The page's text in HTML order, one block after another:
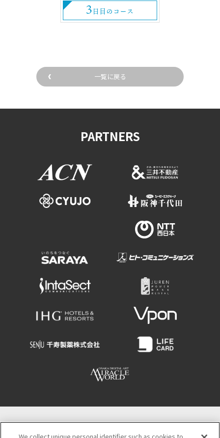
3日目のコース
一覧に戻る
PARTNERS